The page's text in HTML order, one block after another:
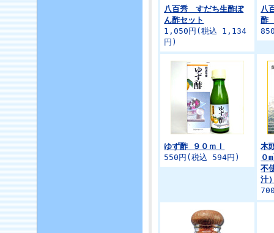
八百秀 すだち生酢ぽ
ん酢セット
1,050円(税込 1,134
円)
八
酢
ゆず酢 ９０ｍｌ
550円(税込 594円)
木
０
不
汁